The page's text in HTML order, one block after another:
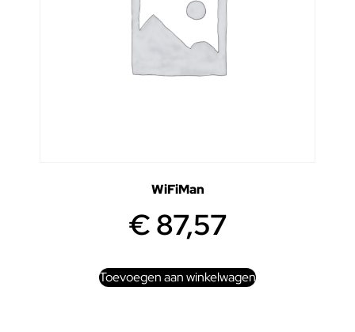
WiFiMan
€87,57
Toevoegen aan winkelwagen